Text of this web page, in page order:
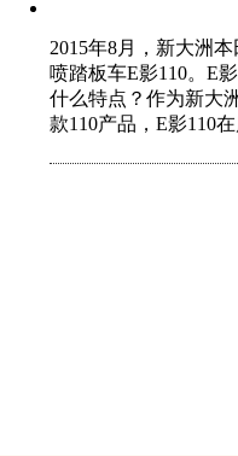
2015年8月，新大洲
喷踏板车E影110。E
什么特点？作为新大
款110产品，E影110